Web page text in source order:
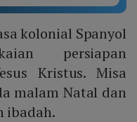
kolonial Spanyol
persiapan
Kristus. Misa
malam Natal dan
ibadah.